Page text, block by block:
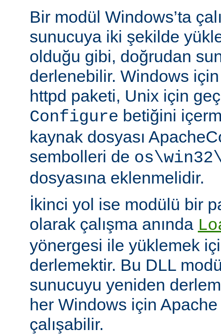
Bir modül Windows’ta
sunucuya iki şekilde
olduğu gibi, doğrudan
derlenebilir. Windows
httpd paketi, Unix için
Configure betiğini
kaynak dosyası
sembolleri de
dosyasına eklenmelidir.
İkinci yol ise modülü bir
olarak çalışma anında
yönergesi ile yüklemek
derlemektir. Bu DLL
sunucuyu yeniden
her Windows için
çalışabilir.